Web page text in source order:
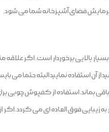
فضای آشپزخانه شما می شود.
بالایی برخوردار است. اگر
استفاده نمایید البته حتما می
بماند. استفاده از کفپوش چوبی
زیبایی فوق العاده ای می گردد.